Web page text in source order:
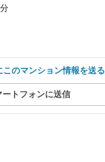
のマンション情報を送る
トフォンに送信